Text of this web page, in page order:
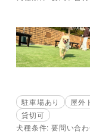
駐車場あり 屋外
貸切可
犬種条件: 要問い合